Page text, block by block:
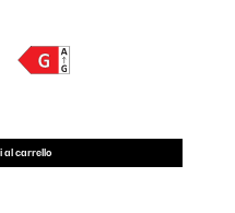
al carrello